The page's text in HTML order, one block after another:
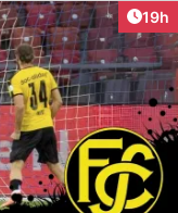
19h